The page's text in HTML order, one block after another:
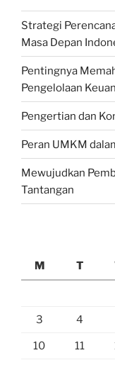
Strategi
Masa Depan
Pentingnya
Pengelolaan
Pengertian dan
Peran UMKM
Mewujudkan
Tantangan
M
T
3 4
10 11